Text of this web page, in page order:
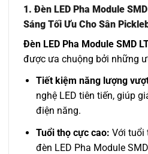
1. Đèn LED Pha Module
Sáng Tối Ưu Cho Sân
Đèn LED Pha Module SMD
được ưa chuộng bởi những
Tiết kiệm năng lượng
nghệ LED tiên tiến, giúp
điện năng.
Tuổi thọ cực cao: Với tuổi
đèn LED Pha Module